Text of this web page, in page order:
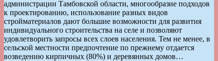
администрации Тамбовской области, многообразие подходов
к проектированию, использование разных видов
стройматериалов дают большие возможности для развития
индивидуального строительства на селе и позволяют
удовлетворить запросы всех слоев населения. Тем не менее, в
сельской местности предпочтение по прежнему отдается
возведению кирпичных (80%) и деревянных домов…